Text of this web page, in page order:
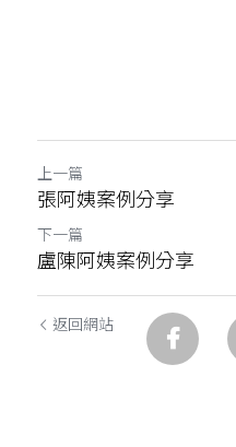
上一篇
張阿姨案例分享
下一篇
盧陳阿姨案例分享
返回網站